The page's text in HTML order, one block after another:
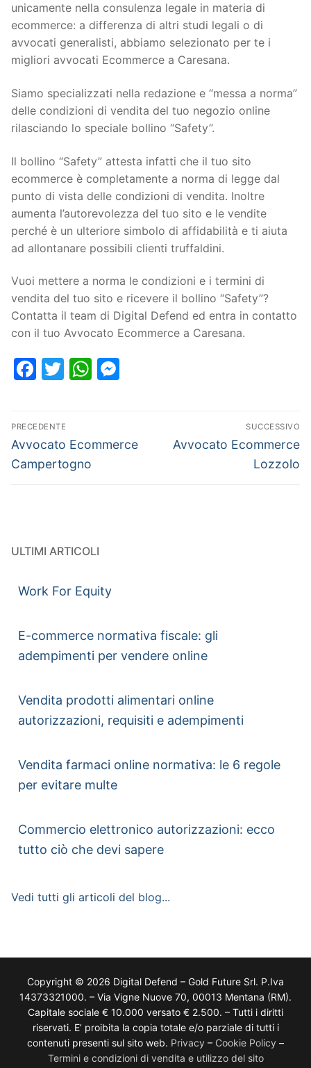
unicamente nella consulenza legale in materia di
ecommerce: a differenza di altri studi legali o di
avvocati generalisti, abbiamo selezionato per te i
migliori avvocati Ecommerce a Caresana.
Siamo specializzati nella redazione e “messa a norma”
delle condizioni di vendita del tuo negozio online
rilasciando lo speciale bollino “Safety”.
Il bollino “Safety” attesta infatti che il tuo sito
ecommerce è completamente a norma di legge dal
punto di vista delle condizioni di vendita. Inoltre
aumenta l’autorevolezza del tuo sito e le vendite
perché è un ulteriore simbolo di affidabilità e ti aiuta
ad allontanare possibili clienti truffaldini.
Vuoi mettere a norma le condizioni e i termini di
vendita del tuo sito e ricevere il bollino “Safety”?
Contatta il team di Digital Defend ed entra in contatto
con il tuo Avvocato Ecommerce a Caresana.
Facebook
TwitterWhatsApp
PRECEDENTE
Avvocato Ecommerce
Campertogno
SUCCESSIVO
Avvocato Ecommerce
Lozzolo
ULTIMI ARTICOLI
Work For Equity
E-commerce normativa fiscale: gli
adempimenti per vendere online
Vendita prodotti alimentari online
autorizzazioni, requisiti e adempimenti
Vendita farmaci online normativa: le 6 regole
per evitare multe
Commercio elettronico autorizzazioni: ecco
tutto ciò che devi sapere
Vedi tutti gli articoli del blog...
Copyright © 2026 Digital Defend – Gold Future Srl. P.Iva
14373321000. – Via Vigne Nuove 70, 00013 Mentana (RM).
Capitale sociale € 10.000 versato € 2.500. – Tutti i diritti
riservati. E’ proibita la copia totale e/o parziale di tutti i
contenuti presenti sul sito web. Privacy – Cookie Policy –
Termini e condizioni di vendita e utilizzo del sito